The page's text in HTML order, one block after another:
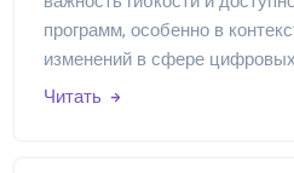
программ, особенно в
изменений в сфере
Читать